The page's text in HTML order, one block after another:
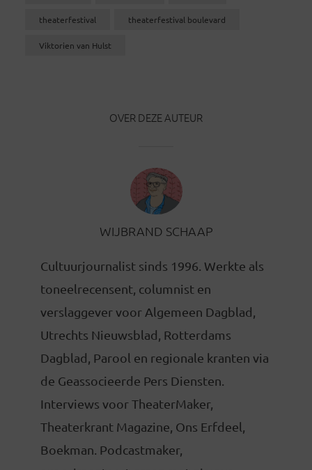
theaterfestival theaterfestival boulevard
Viktorien van Hulst
OVER DEZE AUTEUR
WIJBRAND SCHAAP
Cultuurjournalist sinds 1996. Werkte als
toneelrecensent, columnist en
verslaggever voor Algemeen Dagblad,
Utrechts Nieuwsblad, Rotterdams
Dagblad, Parool en regionale kranten via
de Geassocieerde Pers Diensten.
Interviews voor TheaterMaker,
Theaterkrant Magazine, Ons Erfdeel,
Boekman. Podcastmaker,